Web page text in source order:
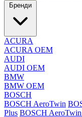
Бренди
ACURA
ACURA OEM
AUDI
AUDI OEM
BMW
BMW OEM
BOSCH
BOSCH AeroTwin
Plus BOSCH